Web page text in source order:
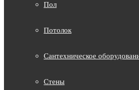
Пол
Потолок
Сантехническое
Стены